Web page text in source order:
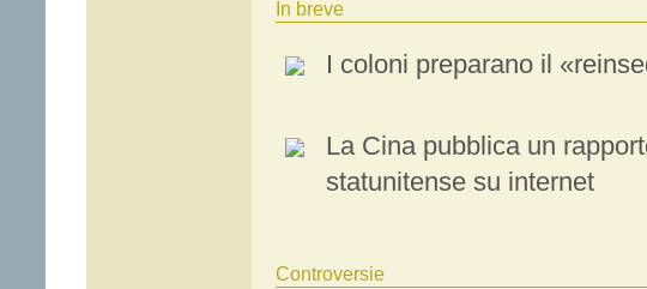
In breve
I coloni preparano il
La Cina pubblica un
statunitense su internet
Controversie